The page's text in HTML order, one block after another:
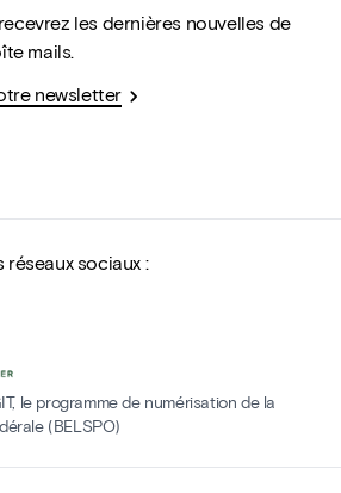
les dernières nouvelles de
mails.
newsletter
sociaux :
le programme de numérisation de la
(BELSPO)